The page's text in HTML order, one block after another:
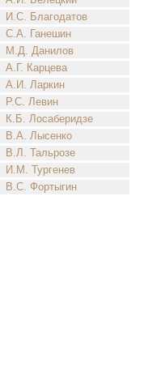
И.С. Благодатов
С.А. Ганешин
М.Д. Данилов
А.Г. Карцева
А.И. Ларкин
Р.С. Левин
К.Б. Лосаберидзе
В.А. Лысенко
В.Л. Тальрозе
И.М. Тургенев
В.С. Фортыгин